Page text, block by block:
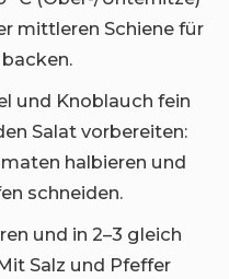
mittleren Schiene für
und Knoblauch fein
Salat vorbereiten:
halbieren und
schneiden.
und in 2–3 gleich
Salz und Pfeffer